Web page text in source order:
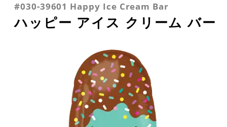
#030-39601 Happy Ice Cream Bar
ハッピー アイス クリーム バー